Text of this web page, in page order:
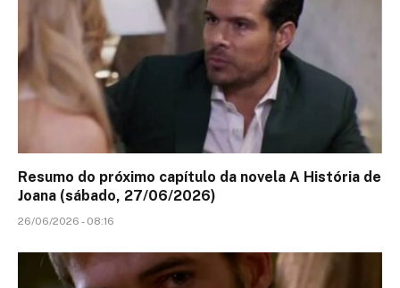
Resumo do próximo capítulo da novela A História de
Joana (sábado, 27/06/2026)
26/06/2026 - 08:16